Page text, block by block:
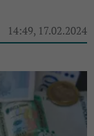
14:49, 17.02.2024